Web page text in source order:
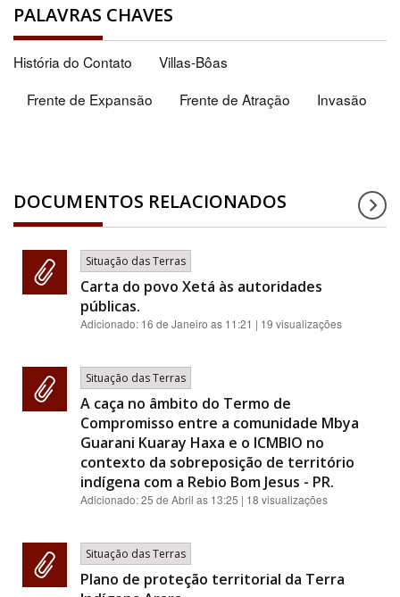
PALAVRAS CHAVES
História do Contato
Villas-Bôas
Frente de Expansão
Frente de Atração Invasão
DOCUMENTOS RELACIONADOS
Situação das Terras
Carta do povo Xetá às autoridades
públicas.
Adicionado: 16 de Janeiro as 11:21 | 19 visualizações
Situação das Terras
A caça no âmbito do Termo de
Compromisso entre a comunidade Mbya
Guarani Kuaray Haxa e o ICMBIO no
contexto da sobreposição de território
indígena com a Rebio Bom Jesus - PR.
Adicionado:25 de Abril as 13:25 | 18 visualizações
Situação das Terras
Plano de proteção territorial da Terra